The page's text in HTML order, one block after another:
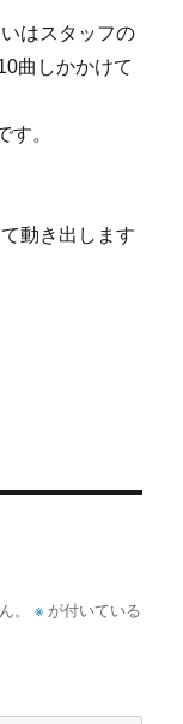
はスタッフの
曲しかかけて
す。
動き出します
。 ※ が付いている